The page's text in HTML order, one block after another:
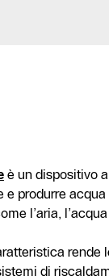
è un dispositivo
e produrre
l’aria,
rende
di